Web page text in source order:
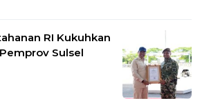
RI Kukuhkan
Sulsel